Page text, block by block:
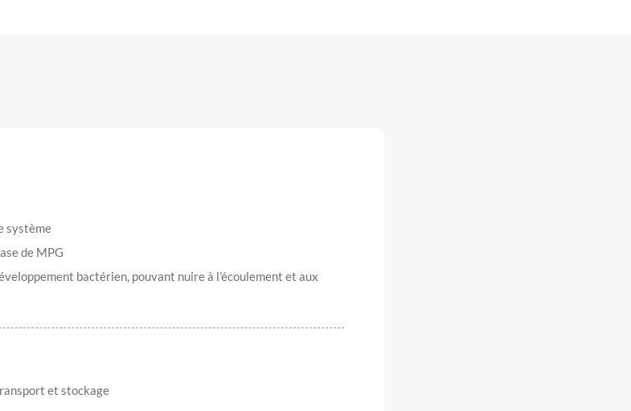
système
de MPG
bactérien, pouvant nuire à l’écoulement et aux
et stockage